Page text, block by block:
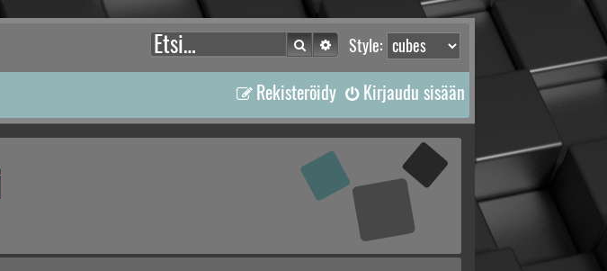
Style:
Etsi Tarkennettu haku
Kirjaudu sisään
Rekisteröidy